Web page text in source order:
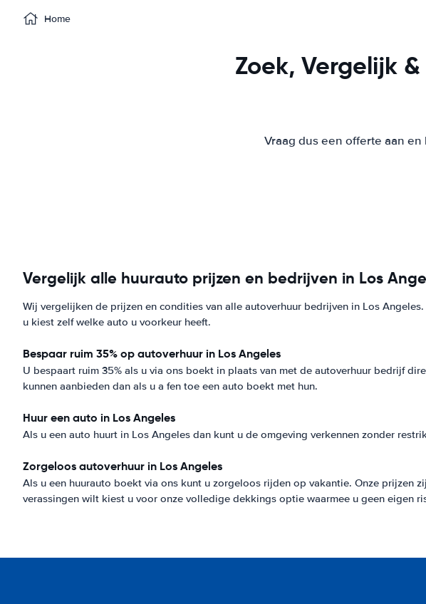
Home
Zoek, Vergelijk
Vraag dus een offerte aan
Vergelijk alle huurauto prijzen en bedrijven in Los
Wij vergelijken de prijzen en condities van alle autoverhuur bedrijven in Los
u kiest zelf welke auto u voorkeur heeft.
Bespaar ruim 35% op autoverhuur in Los Angeles
U bespaart ruim 35% als u via ons boekt in plaats van met de autoverhuur bedrijf
kunnen aanbieden dan als u a fen toe een auto boekt met hun.
Huur een auto in Los Angeles
Als u een auto huurt in Los Angeles dan kunt u de omgeving verkennen zonder
Zorgeloos autoverhuur in Los Angeles
Als u een huurauto boekt via ons kunt u zorgeloos rijden op vakantie. Onze prijzen
verassingen wilt kiest u voor onze volledige dekkings optie waarmee u geen eigen